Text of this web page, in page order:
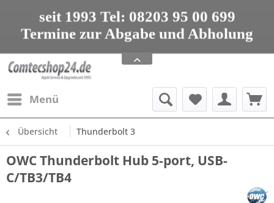
seit 1993 Tel: 08203 95 00 699
Termine zur Abgabe und Abholung
nur nach Vereinbarung
Apple Service, Upgrades und Zubehör
seit 1993 Tel: 08203 95 00 699
Menü
Übersicht Thunderbolt 3
OWC Thunderbolt Hub 5-port, USB-
C/TB3/TB4